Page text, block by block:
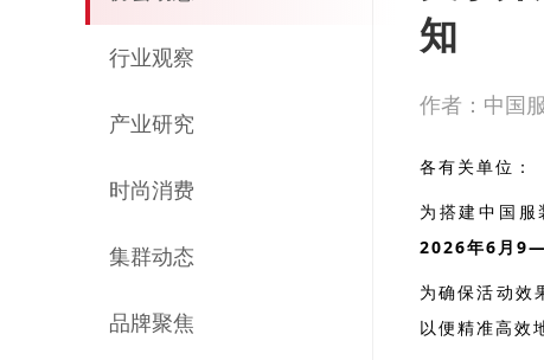
行业观察
产业研究
时尚消费
集群动态
品牌聚焦
知
作者：中国
各有关单位：
为搭建中国服
2026年6月
为确保活动效
以便精准高效